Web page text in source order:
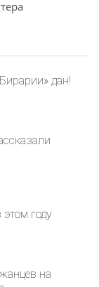
дан!
году
на